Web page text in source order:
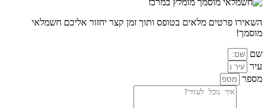
השאירו פרטים מלאים בטופס ותוך זמן קצר יחזור אליכם חשמלאי
מוסמך!
שם
עיר
מספר